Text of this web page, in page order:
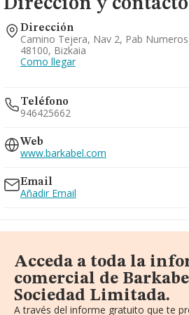
Dirección y contacto
Dirección
Camino Tejera, Nav 2, Pab
48100, Bizkaia
Como llegar
Teléfono
946425662
Web
www.barkabel.com
Email
Añadir Email
Acceda a toda la
comercial de
Sociedad Limitada.
A través del informe gratuito que te